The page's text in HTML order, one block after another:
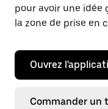
pour avoir une idée
la zone de prise en
Ouvrez
Commander un